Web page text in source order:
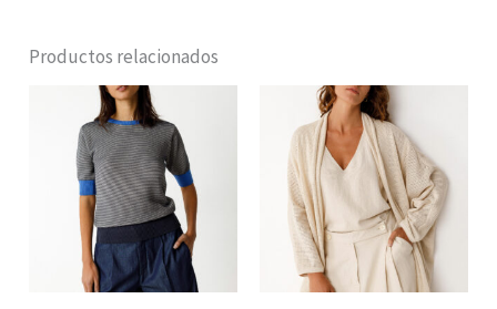
Productos relacionados
El
precio
original
era:
85,00 €.
precio
actual
es:
49,00 €.
El
precio
original
era:
119,00 €.
actual
es:
69,00 €.